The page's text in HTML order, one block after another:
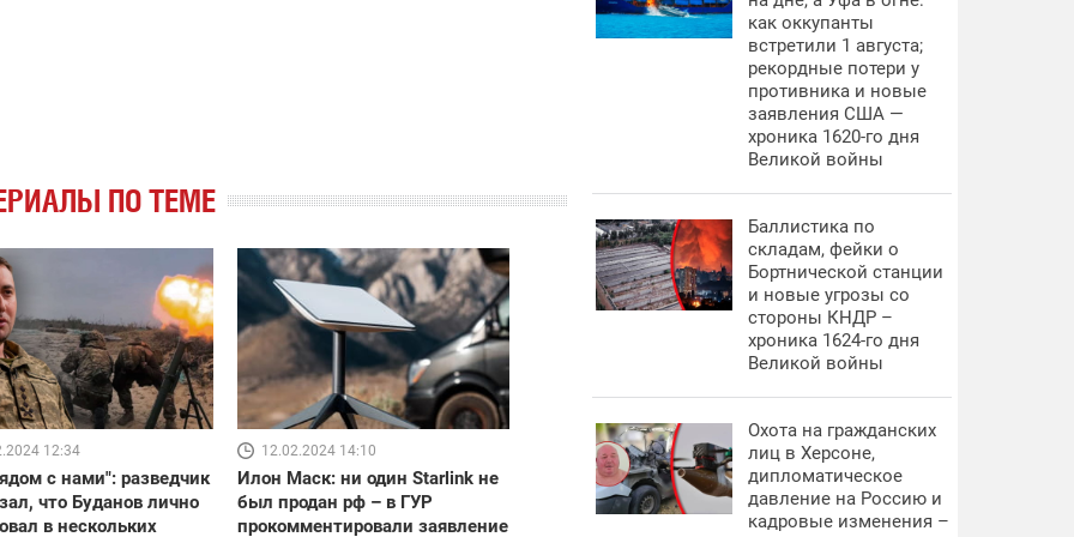
ПО ТЕМЕ
12:34
с нами": разведчик
что Буданов лично
в нескольких
12.02.2024 14:10
Илон Маск: ни один Starlink не
был продан рф – в ГУР
прокомментировали заявление
как оккупанты
встретили 1 августа;
рекордные потери у
противника и новые
заявления США —
хроника 1620-го дня
Великой войны
Баллистика по
складам, фейки о
Бортнической станции
и новые угрозы со
стороны КНДР –
хроника 1624-го дня
Великой войны
Охота на гражданских
лиц в Херсоне,
дипломатическое
давление на Россию и
кадровые изменения –